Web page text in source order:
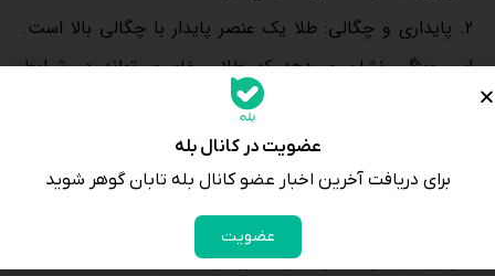
2. پایداری و چگالی: طلا یک عنصر پایدار با چگالی بالا است.
این ویژگی نشان می‌دهد که طلای خام می‌تواند در شرایط
سخت، خواص خود را حفظ کرده و تحت تأثیر تغییرات شیمیایی
3. مقاومت در برابر اسیدها: طلای خام مقاومت زیادی در برابر
اسیدها دارد. تنها اسیدی که می‌تواند با طلا واکنش نشان دهد،
آکوا رژیا (مخلوط نیتریک و هیدروکلریک اسید) است.
عضویت در کانال بله
برای دریافت آخرین اخبار عضو کانال بله تابان گوهر شوید
عضویت